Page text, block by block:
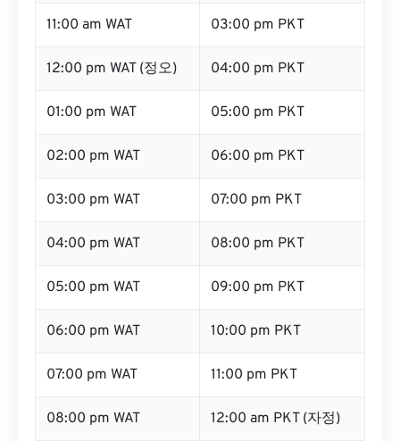
11:00 am WAT 03:00 pm PKT
12:00 pm WAT (정오) 04:00 pm PKT
01:00 pm WAT 05:00 pm PKT
02:00 pm WAT 06:00 pm PKT
03:00 pm WAT 07:00 pm PKT
04:00 pm WAT 08:00 pm PKT
05:00 pm WAT 09:00 pm PKT
06:00 pm WAT 10:00 pm PKT
07:00 pm WAT 11:00 pm PKT
08:00 pm WAT 12:00 am PKT (자정)